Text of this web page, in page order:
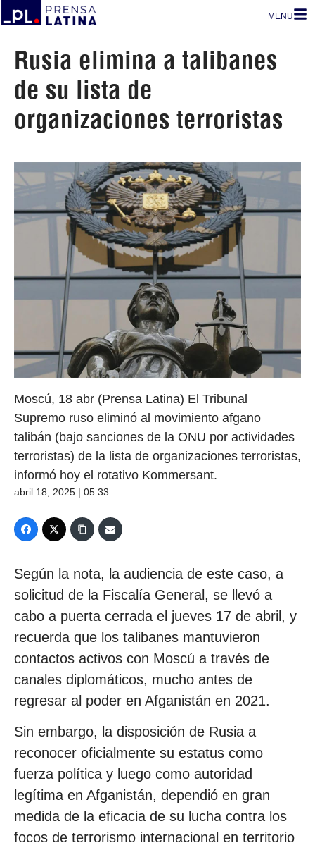
MENU
Rusia elimina a talibanes
de su lista de
organizaciones terroristas
Moscú, 18 abr (Prensa Latina) El Tribunal
Supremo ruso eliminó al movimiento afgano
talibán (bajo sanciones de la ONU por actividades
terroristas) de la lista de organizaciones terroristas,
informó hoy el rotativo Kommersant.
abril 18, 2025 | 05:33
Según la nota, la audiencia de este caso, a
solicitud de la Fiscalía General, se llevó a
cabo a puerta cerrada el jueves 17 de abril, y
recuerda que los talibanes mantuvieron
contactos activos con Moscú a través de
canales diplomáticos, mucho antes de
regresar al poder en Afganistán en 2021.
Sin embargo, la disposición de Rusia a
reconocer oficialmente su estatus como
fuerza política y luego como autoridad
legítima en Afganistán, dependió en gran
medida de la eficacia de su lucha contra los
focos de terrorismo internacional en territorio